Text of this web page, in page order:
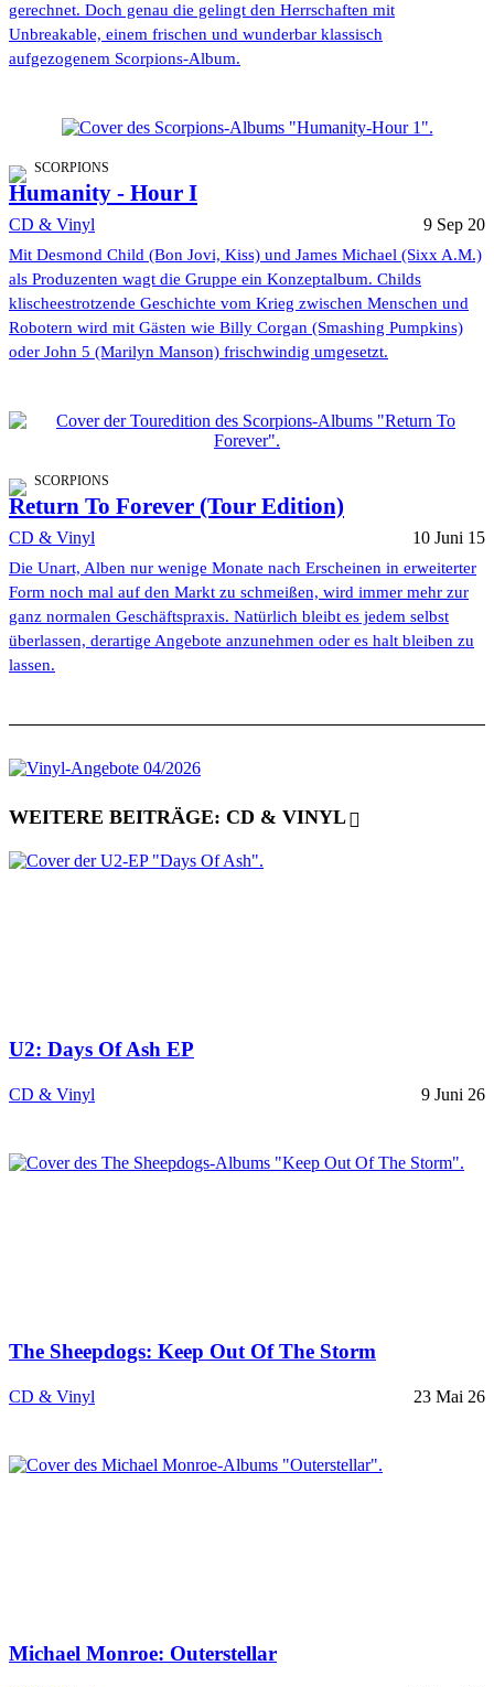
gerechnet. Doch genau die gelingt den Herrschaften mit
Unbreakable, einem frischen und wunderbar klassisch
aufgezogenem Scorpions-Album.
SCORPIONS
Humanity - Hour I
CD & Vinyl 9 Sep 20
Mit Desmond Child (Bon Jovi, Kiss) und James Michael (Sixx A.M.)
als Produzenten wagt die Gruppe ein Konzeptalbum. Childs
klischeestrotzende Geschichte vom Krieg zwischen Menschen und
Robotern wird mit Gästen wie Billy Corgan (Smashing Pumpkins)
oder John 5 (Marilyn Manson) frischwindig umgesetzt.
SCORPIONS
Return To Forever (Tour Edition)
CD & Vinyl 10 Juni 15
Die Unart, Alben nur wenige Monate nach Erscheinen in erweiterter
Form noch mal auf den Markt zu schmeißen, wird immer mehr zur
ganz normalen Geschäftspraxis. Natürlich bleibt es jedem selbst
überlassen, derartige Angebote anzunehmen oder es halt bleiben zu
lassen.
WEITERE BEITRÄGE: CD & VINYL
U2: Days Of Ash EP
CD & Vinyl 9 Juni 26
The Sheepdogs: Keep Out Of The Storm
CD & Vinyl 23 Mai 26
Michael Monroe: Outerstellar